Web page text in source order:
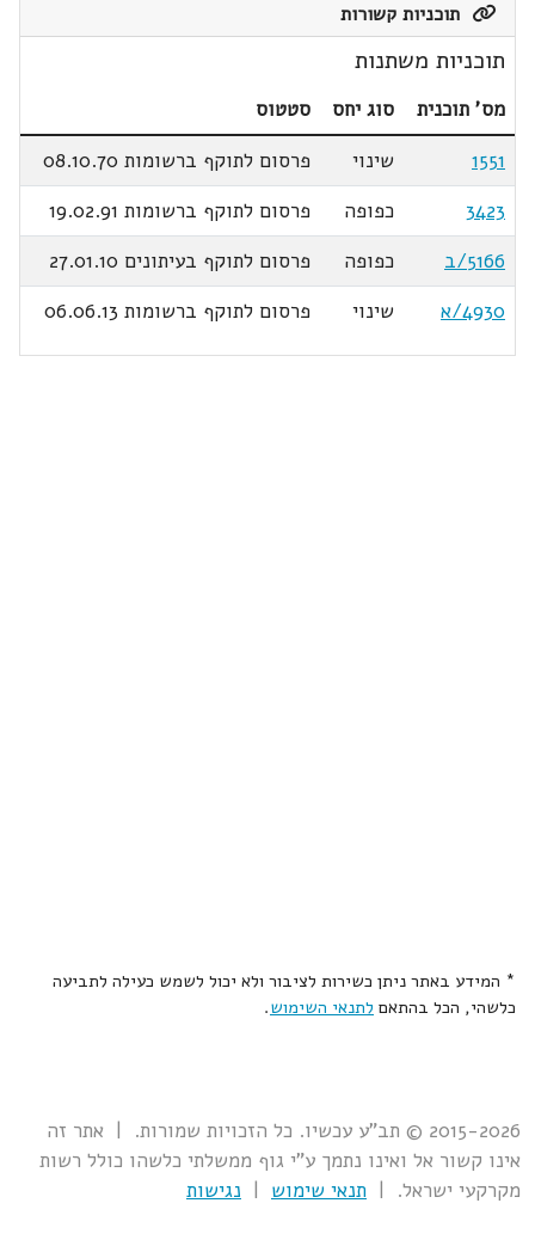
תוכניות קשורות
תוכניות משתנות
מס' תוכנית סוג יחס
סטטוס
1551
שינוי
פרסום לתוקף ברשומות 08.10.70
3423
כפופה
פרסום לתוקף ברשומות 19.02.91
5166/ב
כפופה
פרסום לתוקף בעיתונים 27.01.10
4930/א
שינוי פרסום לתוקף ברשומות 06.06.13
* המידע באתר ניתן כשירות לציבור ולא יכול לשמש כעילה לתביעה
כלשהי, הכל בהתאם לתנאי השימוש.
2015-2026 © תב"ע עכשיו. כל הזכויות שמורות. | אתר זה
אינו קשור אל ואינו נתמך ע"י גוף ממשלתי כלשהו כולל רשות
מקרקעי ישראל. | תנאי שימוש | נגישות